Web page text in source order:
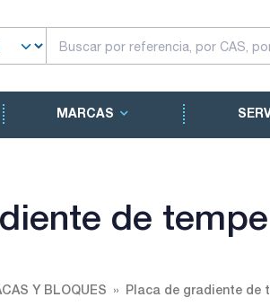
MARCAS
de
Y BLOQUES Placa de gradiente de